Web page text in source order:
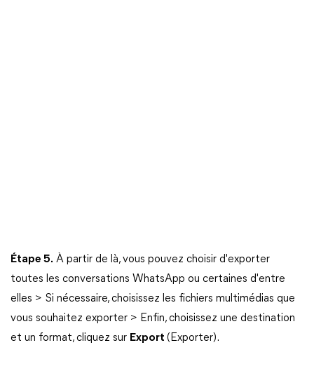
Étape 5. À partir de là, vous pouvez choisir d'exporter
toutes les conversations WhatsApp ou certaines d'entre
elles > Si nécessaire, choisissez les fichiers multimédias que
vous souhaitez exporter > Enfin, choisissez une destination
et un format, cliquez sur Export (Exporter).